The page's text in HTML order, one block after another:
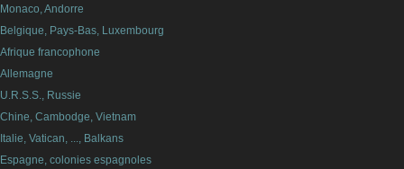
Monaco, Andorre
Belgique, Pays-Bas, Luxembourg
Afrique francophone
Allemagne
U.R.S.S., Russie
Chine, Cambodge, Vietnam
Italie, Vatican, ..., Balkans
Espagne, colonies espagnoles